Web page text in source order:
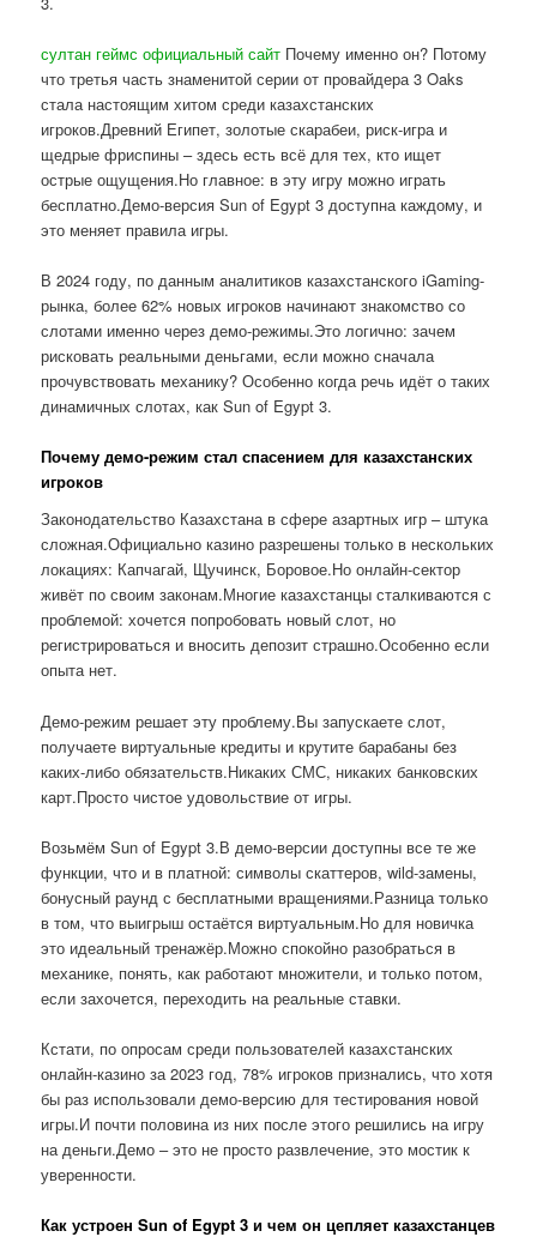
султан геймс официальный сайт Почему именно он? Потому
что третья часть знаменитой серии от провайдера 3 Oaks
стала настоящим хитом среди казахстанских
игроков.Древний Египет, золотые скарабеи, риск-игра и
щедрые фриспины – здесь есть всё для тех, кто ищет
острые ощущения.Но главное: в эту игру можно играть
бесплатно.Демо-версия Sun of Egypt 3 доступна каждому, и
это меняет правила игры.
В 2024 году, по данным аналитиков казахстанского iGaming-
рынка, более 62% новых игроков начинают знакомство со
слотами именно через демо-режимы.Это логично: зачем
рисковать реальными деньгами, если можно сначала
прочувствовать механику? Особенно когда речь идёт о таких
динамичных слотах, как Sun of Egypt 3.
Почему демо-режим стал спасением для казахстанских
игроков
Законодательство Казахстана в сфере азартных игр – штука
сложная.Официально казино разрешены только в нескольких
локациях: Капчагай, Щучинск, Боровое.Но онлайн-сектор
живёт по своим законам.Многие казахстанцы сталкиваются с
проблемой: хочется попробовать новый слот, но
регистрироваться и вносить депозит страшно.Особенно если
опыта нет.
Демо-режим решает эту проблему.Вы запускаете слот,
получаете виртуальные кредиты и крутите барабаны без
каких-либо обязательств.Никаких СМС, никаких банковских
карт.Просто чистое удовольствие от игры.
Возьмём Sun of Egypt 3.В демо-версии доступны все те же
функции, что и в платной: символы скаттеров, wild-замены,
бонусный раунд с бесплатными вращениями.Разница только
в том, что выигрыш остаётся виртуальным.Но для новичка
это идеальный тренажёр.Можно спокойно разобраться в
механике, понять, как работают множители, и только потом,
если захочется, переходить на реальные ставки.
Кстати, по опросам среди пользователей казахстанских
онлайн-казино за 2023 год, 78% игроков признались, что хотя
бы раз использовали демо-версию для тестирования новой
игры.И почти половина из них после этого решились на игру
на деньги.Демо – это не просто развлечение, это мостик к
уверенности.
Как устроен Sun of Egypt 3 и чем он цепляет казахстанцев